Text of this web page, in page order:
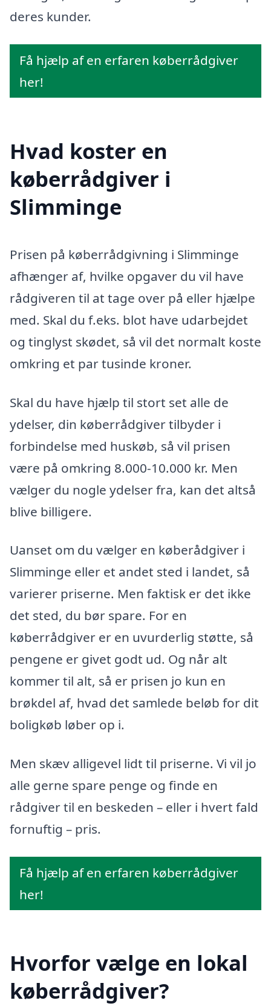
deres kunder.
Få hjælp af en erfaren køberrådgiver
her!
Hvad koster en
køberrådgiver i
Slimminge
Prisen på køberrådgivning i Slimminge
afhænger af, hvilke opgaver du vil have
rådgiveren til at tage over på eller hjælpe
med. Skal du f.eks. blot have udarbejdet
og tinglyst skødet, så vil det normalt koste
omkring et par tusinde kroner.
Skal du have hjælp til stort set alle de
ydelser, din køberrådgiver tilbyder i
forbindelse med huskøb, så vil prisen
være på omkring 8.000-10.000 kr. Men
vælger du nogle ydelser fra, kan det altså
blive billigere.
Uanset om du vælger en køberådgiver i
Slimminge eller et andet sted i landet, så
varierer priserne. Men faktisk er det ikke
det sted, du bør spare. For en
køberrådgiver er en uvurderlig støtte, så
pengene er givet godt ud. Og når alt
kommer til alt, så er prisen jo kun en
brøkdel af, hvad det samlede beløb for dit
boligkøb løber op i.
Men skæv alligevel lidt til priserne. Vi vil jo
alle gerne spare penge og finde en
rådgiver til en beskeden – eller i hvert fald
fornuftig – pris.
Få hjælp af en erfaren køberrådgiver
her!
Hvorfor vælge en lokal
køberrådgiver?